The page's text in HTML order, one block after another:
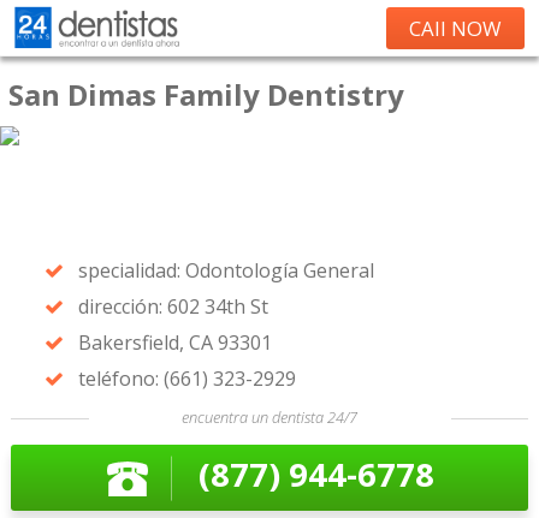
CAll NOW
San Dimas Family Dentistry
specialidad: Odontología General
dirección: 602 34th St
Bakersfield, CA 93301
teléfono: (661) 323-2929
encuentra un dentista 24/7
(877) 944-6778